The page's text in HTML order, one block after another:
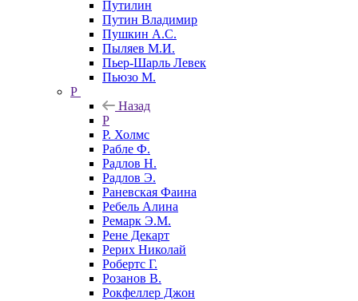
Путилин
Путин Владимир
Пушкин А.С.
Пыляев М.И.
Пьер-Шарль Левек
Пьюзо М.
Р
Назад
Р
Р. Холмс
Рабле Ф.
Радлов Н.
Радлов Э.
Раневская Фаина
Ребель Алина
Ремарк Э.М.
Рене Декарт
Рерих Николай
Робертс Г.
Розанов В.
Рокфеллер Джон